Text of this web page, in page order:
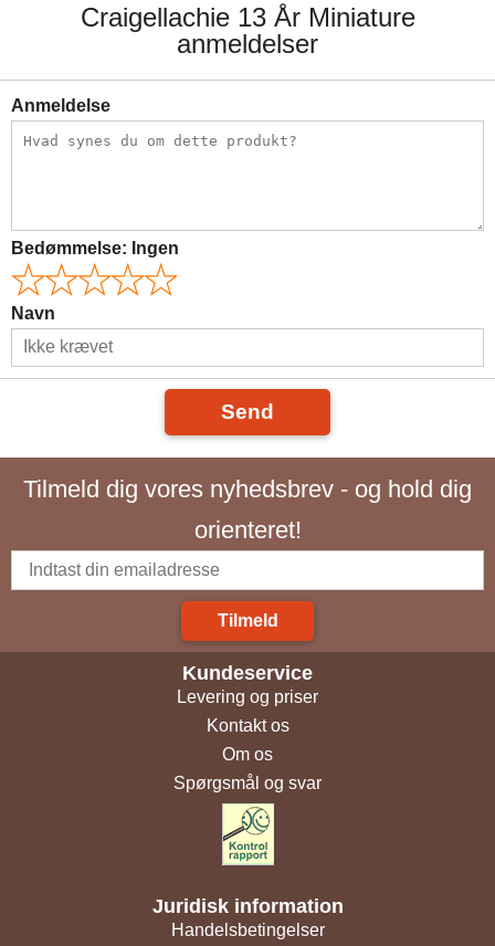
Craigellachie 13 År Miniature
anmeldelser
Anmeldelse
Bedømmelse: Ingen
Navn
Send
Tilmeld dig vores nyhedsbrev - og hold dig
orienteret!
Tilmeld
Kundeservice
Levering og priser
Kontakt os
Om os
Spørgsmål og svar
Juridisk information
Handelsbetingelser